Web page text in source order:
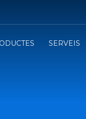
amb nosaltres a:
SERVEIS